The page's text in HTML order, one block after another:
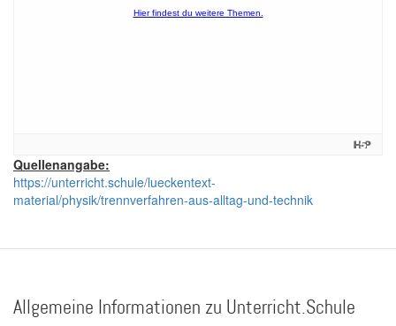
Quellenangabe:
https://unterricht.schule/lueckentext-
material/physik/trennverfahren-aus-alltag-und-technik
Allgemeine Informationen zu Unterricht.Schule